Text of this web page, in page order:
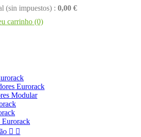
(sin impuestos) : 0,00 €
carrinho (0)
Eurorack
Modular
Eurorack
 